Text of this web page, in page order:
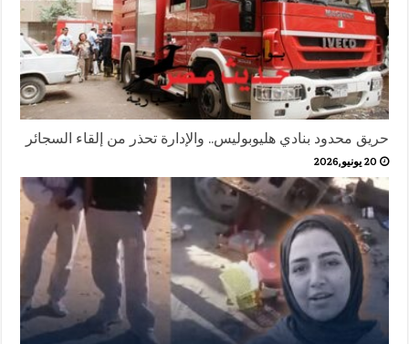
حريق محدود بنادي هليوبوليس.. والإدارة تحذر من إلقاء السجائر
20 يونيو,2026